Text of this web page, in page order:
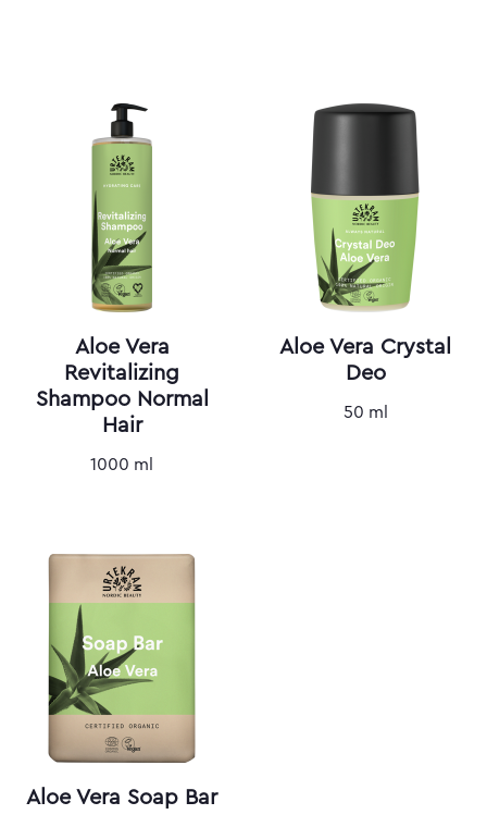
Aloe Vera
Revitalizing
Shampoo Normal
Hair
1000 ml
Aloe Vera Crystal
Deo
50 ml
Aloe Vera Soap Bar